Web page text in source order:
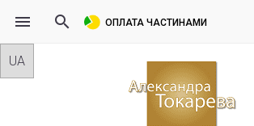
Skip
ОПЛАТА ЧАСТИНАМИ